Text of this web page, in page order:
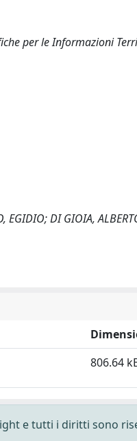
per le Informazioni
DI GIOIA,
806.64
e tutti i diritti sono